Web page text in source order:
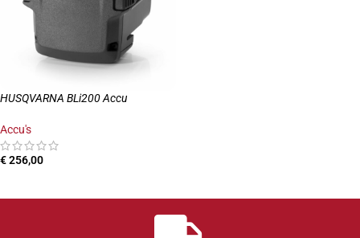
HUSQVARNA BLi200 Accu
Accu's
€256,00